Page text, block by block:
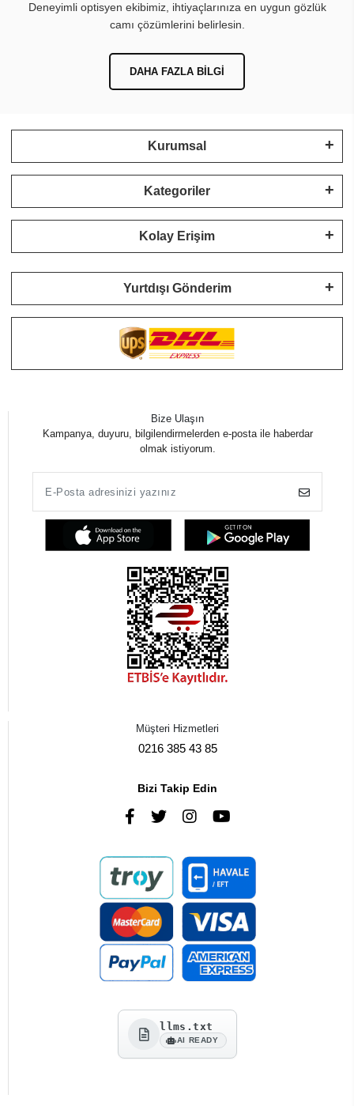
Deneyimli optisyen ekibimiz, ihtiyaçlarınıza en uygun gözlük
camı çözümlerini belirlesin.
DAHA FAZLA BILGI
Kurumsal
Kategoriler
Kolay Erişim
Yurtdışı Gönderim
Bize Ulaşın
Kampanya, duyuru, bilgilendirmelerden e-posta ile haberdar
olmak istiyorum.
Müşteri Hizmetleri
0216 385 43 85
Bizi Takip Edin
llms.txt
AI READY